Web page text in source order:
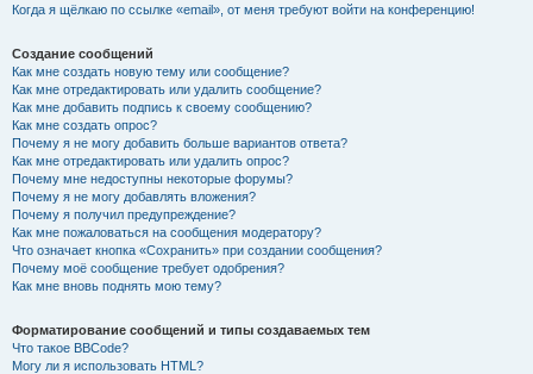
Когда я щёлкаю по ссылке «email», от меня требуют войти на конференцию!
Создание сообщений
Как мне создать новую тему или сообщение?
Как мне отредактировать или удалить сообщение?
Как мне добавить подпись к своему сообщению?
Как мне создать опрос?
Почему я не могу добавить больше вариантов ответа?
Как мне отредактировать или удалить опрос?
Почему мне недоступны некоторые форумы?
Почему я не могу добавлять вложения?
Почему я получил предупреждение?
Как мне пожаловаться на сообщения модератору?
Что означает кнопка «Сохранить» при создании сообщения?
Почему моё сообщение требует одобрения?
Как мне вновь поднять мою тему?
Форматирование сообщений и типы создаваемых тем
Что такое BBCode?
Могу ли я использовать HTML?